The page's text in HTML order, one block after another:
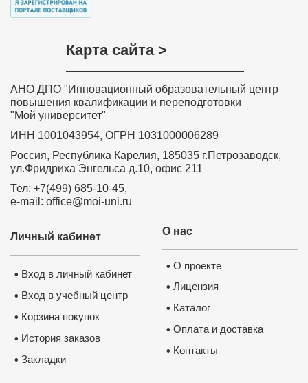
квалификации ФГБОУ ВО
“Петрозаводский
университет”
✅ Сведения вносятся в
Карта сайта >
АНО ДПО "Инновационный образовательный центр
повышения квалификации и переподготовки
"Мой университет"
ИНН 1001043954, ОГРН 1031000006289
Россия, Республика Карелия, 185035 г.Петрозаводск,
ул.Фридриха Энгельса д.10, офис 211
Тел: +7(499) 685-10-45,
e-mail: office@moi-uni.ru
О нас
• О проекте
• Лицензия
• Каталог
• Оплата и доставка
• Контакты
Личный кабинет
• Вход в личный кабинет
• Вход в учебный центр
• Корзина покупок
• История заказов
• Закладки